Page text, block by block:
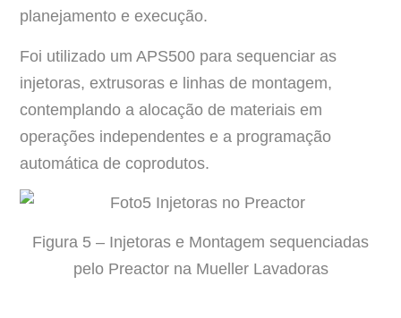
planejamento e execução.
Foi utilizado um APS500 para sequenciar as
injetoras, extrusoras e linhas de montagem,
contemplando a alocação de materiais em
operações independentes e a programação
automática de coprodutos.
Figura 5 – Injetoras e Montagem sequenciadas
pelo Preactor na Mueller Lavadoras